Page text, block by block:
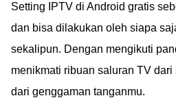
Setting IPTV di Android gratis
dan bisa dilakukan oleh siapa
sekalipun. Dengan mengikuti
menikmati ribuan saluran TV
dari genggaman tanganmu.